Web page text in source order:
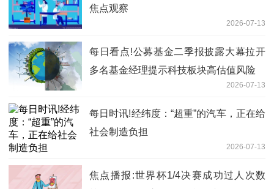
焦点观察
2026-07-13
每日看点!公募基金二季报披露大幕拉开
多名基金经理提示科技板块高估值风险
2026-07-13
每日时讯!经纬度：“超重”的汽车，正在给
社会制造负担
2026-07-13
焦点播报:世界杯1/4决赛成功过人次数